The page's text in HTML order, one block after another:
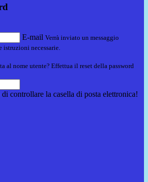
E-mail Verrà inviato un messaggio
necessarie.
al nome utente? Effettua il reset della password
controllare la casella di posta elettronica!